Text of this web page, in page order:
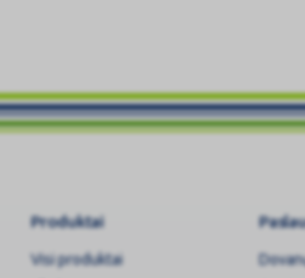
Produktai
Visi produktai